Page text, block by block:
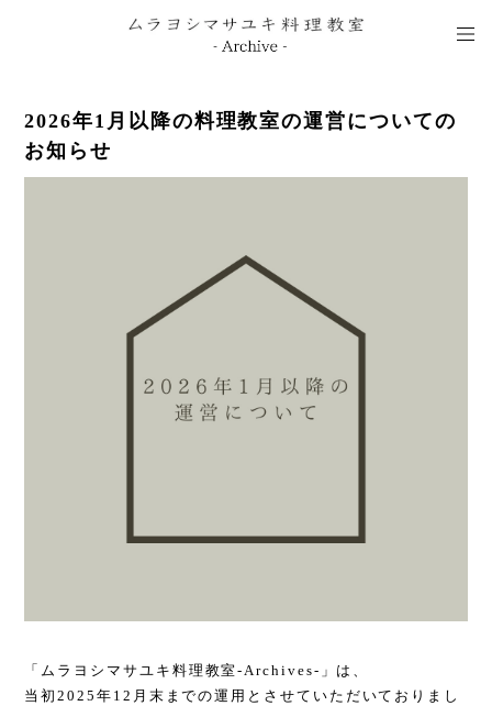
2026年1月以降の料理教室の運営についての
お知らせ
「ムラヨシマサユキ料理教室-Archives-」は、
当初2025年12月末までの運用とさせていただいておりまし